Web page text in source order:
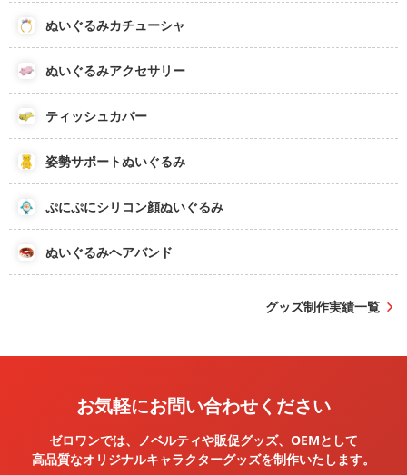
ぬいぐるみカチューシャ
ぬいぐるみアクセサリー
ティッシュカバー
姿勢サポートぬいぐるみ
ぷにぷにシリコン顔ぬいぐるみ
ぬいぐるみヘアバンド
グッズ制作実績一覧
お気軽にお問い合わせください
ゼロワンでは、ノベルティや販促グッズ、OEMとして
高品質なオリジナルキャラクターグッズを制作いたします。